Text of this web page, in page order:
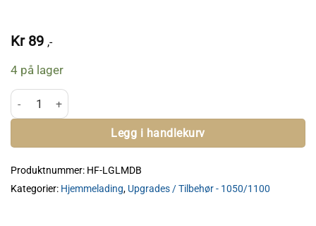
Kr 89 ,-
4 på lager
HF Low Mass Ball & Spring - 1050 antall
Legg i handlekurv
Produktnummer: HF-LGLMDB
Kategorier: Hjemmelading, Upgrades / Tilbehør - 1050/1100